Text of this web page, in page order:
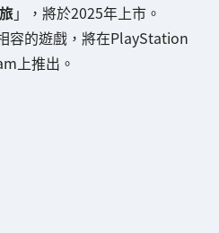
」，將於2025年上市。
容的遊戲，將在PlayStation
上推出。